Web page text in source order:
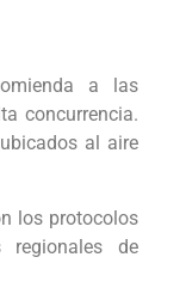
a las
concurrencia.
al aire
los protocolos
regionales de